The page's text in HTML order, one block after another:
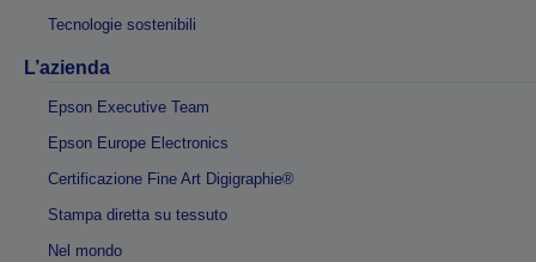
Tecnologie sostenibili
L’azienda
Epson Executive Team
Epson Europe Electronics
Certificazione Fine Art Digigraphie®
Stampa diretta su tessuto
Nel mondo